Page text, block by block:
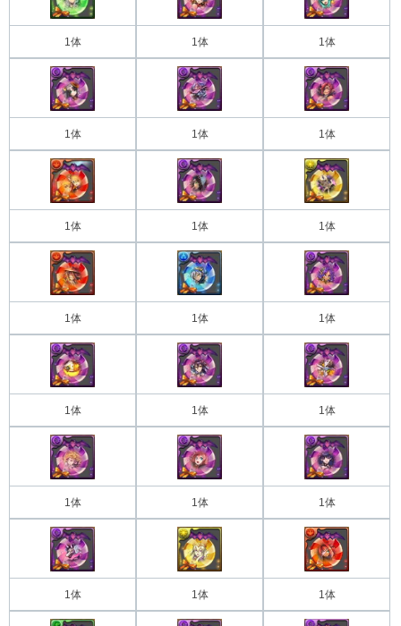
1体 1体 1体
1体 1体 1体
1体 1体 1体
1体 1体 1体
1体 1体 1体
1体 1体 1体
1体 1体 1体